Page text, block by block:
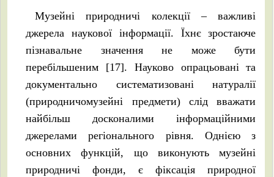
Музейні природничі колекції – важливі
джерела наукової інформації. Їхнє зростаюче
пізнавальне значення не може бути
перебільшеним [17]. Науково опрацьовані та
документально систематизовані натуралії
(природничомузейні предмети) слід вважати
найбільш досконалими інформаційними
джерелами регіонального рівня. Однією з
основних функцій, що виконують музейні
природничі фонди, є фіксація природної